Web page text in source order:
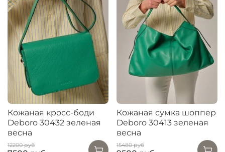
Кожаная кросс-боди
Deboro 30432 зеленая
весна
12200 руб
Кожаная сумка шоппер
Deboro 30413 зеленая
весна
15480 руб